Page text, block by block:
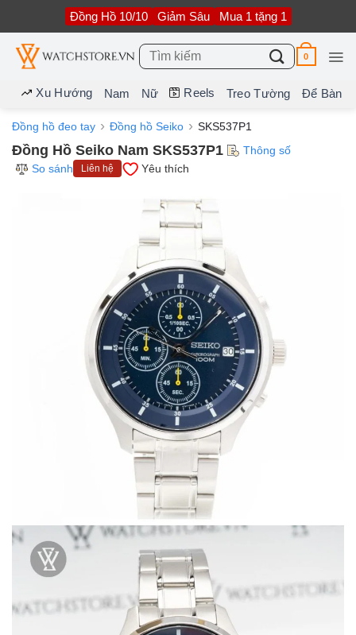
nội
dung
Đồng Hồ 10/10 Giảm Sâu Mua 1 tặng 1
Tìm
kiếm:
0
Xu Hướng Nam Nữ Reels Treo Tường Để Bàn
Đồng hồ đeo tay Đồng hồ Seiko SKS537P1
Đồng Hồ Seiko Nam SKS537P1
Thông số
So sánh
Liên hệ Yêu thích